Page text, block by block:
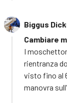
Biggus
Cambiare
I
rientranza
visto fino al
manovra